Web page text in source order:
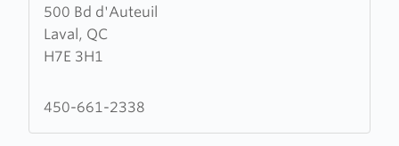
500 Bd d'Auteuil
Laval, QC
H7E 3H1
about
Eglise
Baptiste
Laval
450-661-2338